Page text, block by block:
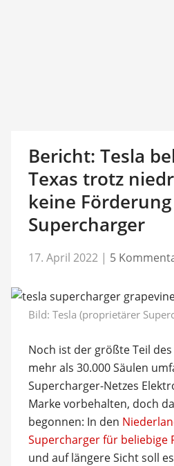
Bericht: Tesla
Texas trotz
keine
Supercharger
17. April 2022 | 5
Bild: Tesla (proprietärer
Noch ist der größte Teil
mehr als 30.000 Säulen
Supercharger-Netzes
Marke vorbehalten, doch
begonnen: In den
Supercharger für beliebige
und auf längere Sicht soll